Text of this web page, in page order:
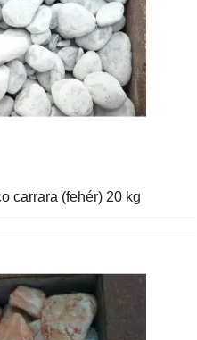
carrara (fehér) 20 kg